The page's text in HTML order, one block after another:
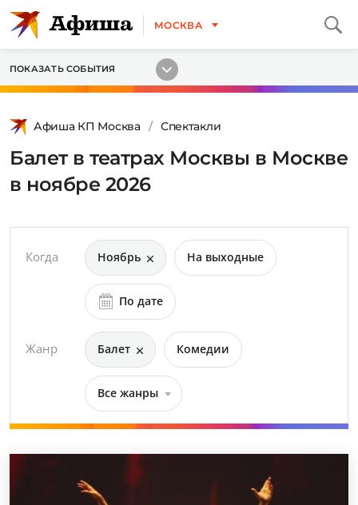
МОСКВА
ПОКАЗАТЬ СОБЫТИЯ
Афиша КП Москва Спектакли
Балет в театрах Москвы в Москве
в ноябре 2026
Когда Ноябрь На выходные
По дате
Жанр Балет Комедии
Все жанры